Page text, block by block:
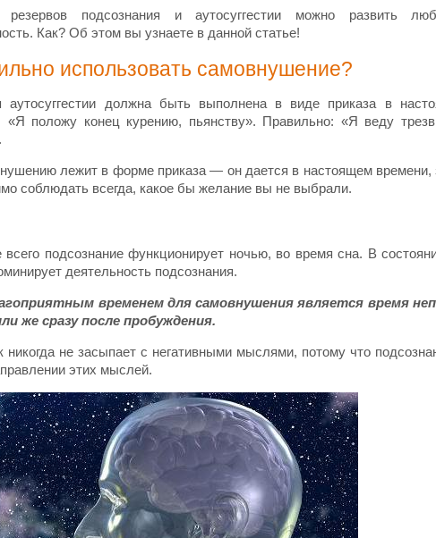
подсознания и аутосуггестии можно развить
Как? Об этом вы узнаете в данной статье!
использовать самовнушение?
должна быть выполнена в виде приказа в
«Я положу конец курению, пьянству». Правильно: «Я веду
лежит в форме приказа — он дается в настоящем времени,
соблюдать всегда, какое бы желание вы не выбрали.
подсознание функционирует ночью, во время сна. В
деятельность подсознания.
временем для самовнушения является время
же сразу после пробуждения.
никогда не засыпает с негативными мыслями, потому что
этих мыслей.